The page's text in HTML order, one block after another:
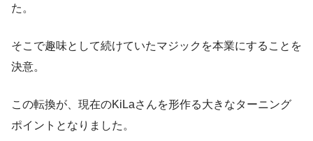
た。
そこで趣味として続けていたマジックを本業にすることを
決意。
この転換が、現在のKiLaさんを形作る大きなターニング
ポイントとなりました。